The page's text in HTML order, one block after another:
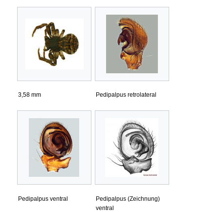
3,58 mm Pedipalpus retrolateral
Pedipalpus ventral
Pedipalpus (Zeichnung)
ventral